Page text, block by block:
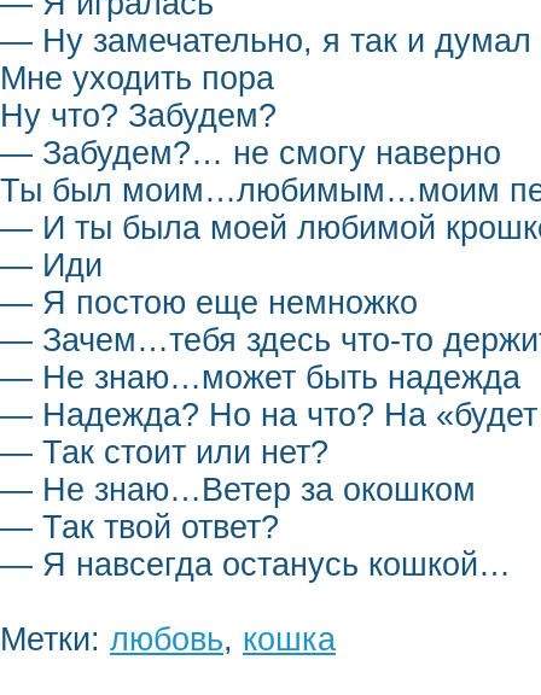
— Ну замечательно, я так и думал
Мне уходить пора
Ну что? Забудем?
— Забудем?… не смогу наверно
Ты был моим…любимым…моим
— И ты была моей любимой
— Иди
— Я постою еще немножко
— Зачем…тебя здесь что-то
— Не знаю…может быть надежда
— Надежда? Но на что? На «будет
— Так стоит или нет?
— Не знаю…Ветер за окошком
— Так твой ответ?
— Я навсегда останусь кошкой…
Метки: любовь, кошка